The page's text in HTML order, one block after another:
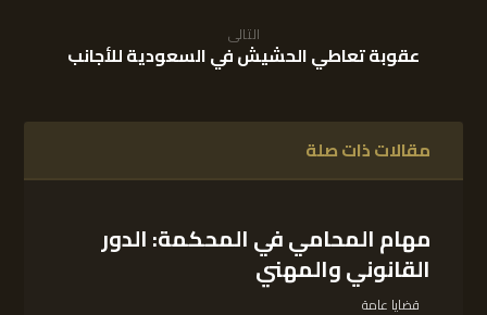
التالى
عقوبة تعاطي الحشيش في السعودية للأجانب
مقالات ذات صلة
مهام المحامي في المحكمة: الدور
القانوني والمهني
قضايا عامة